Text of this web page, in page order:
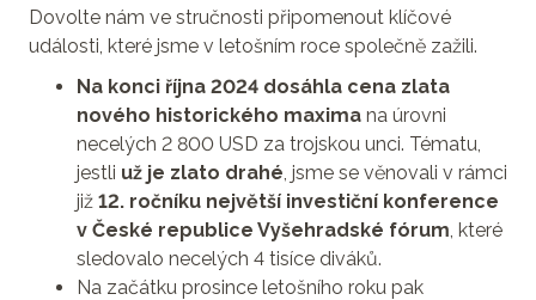
Dovolte nám ve stručnosti připomenout klíčové
události, které jsme v letošním roce společně zažili.
Na konci října 2024 dosáhla cena zlata
nového historického maxima na úrovni
necelých 2 800 USD za trojskou unci. Tématu,
jestli už je zlato drahé, jsme se věnovali v rámci
již 12. ročníku největší investiční konference
v České republice Vyšehradské fórum, které
sledovalo necelých 4 tisíce diváků.
Na začátku prosince letošního roku pak